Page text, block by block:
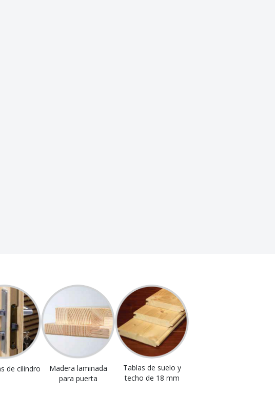
de cilindro
Madera laminada
para puerta
Tablas de suelo y
techo de 18 mm